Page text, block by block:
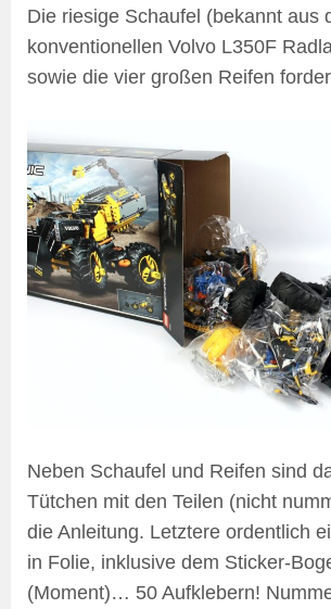
Die riesige Schaufel (bekannt aus
konventionellen Volvo L350F
sowie die vier großen Reifen
Neben Schaufel und Reifen sind
Tütchen mit den Teilen (nicht
die Anleitung. Letztere ordentlich
in Folie, inklusive dem Sticker-
(Moment)… 50 Aufklebern!